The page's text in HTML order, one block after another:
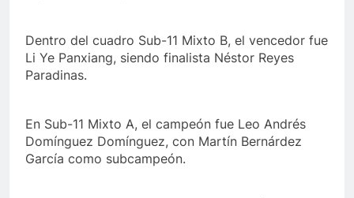
Dentro del cuadro Sub-11 Mixto B, el vencedor fue
Li Ye Panxiang, siendo finalista Néstor Reyes
Paradinas.
En Sub-11 Mixto A, el campeón fue Leo Andrés
Domínguez Domínguez, con Martín Bernárdez
García como subcampeón.